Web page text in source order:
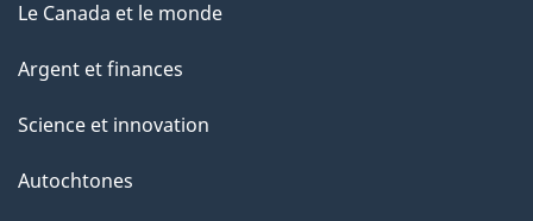
Le Canada et le monde
Argent et finances
Science et innovation
Autochtones